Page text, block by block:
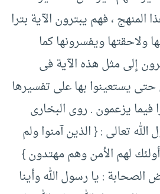
، فهم يبترون الآية بترا
ولاحقتها ويفسرونها كما
إلى مثل هذه الآية فى
يستعينوا بها على تفسيرها
فيما يزعمون .‏ روى البخارى
تعالى :‏ {‏ الذين آمنوا ولم
لهم الأمن وهم مهتدون }
]‏ قال بعض الصحابة :‏ يا رسول الله وأينا